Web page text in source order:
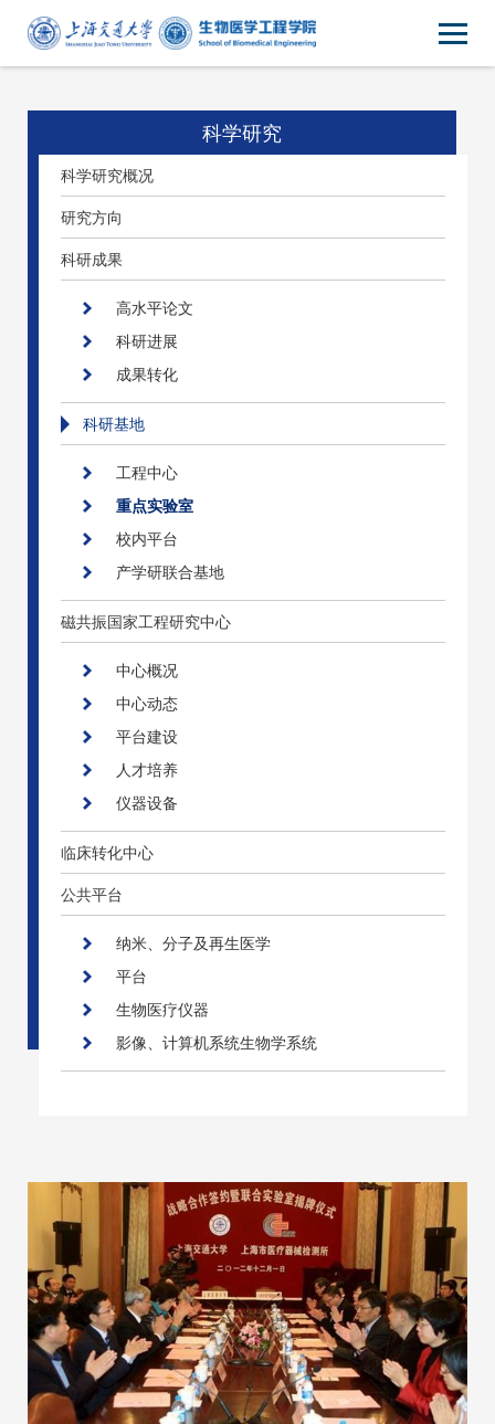
科学研究
科学研究概况
研究方向
科研成果
高水平论文
科研进展
成果转化
科研基地
工程中心
重点实验室
校内平台
产学研联合基地
磁共振国家工程研究中心
中心概况
中心动态
平台建设
人才培养
仪器设备
临床转化中心
公共平台
纳米、分子及再生医学
平台
生物医疗仪器
影像、计算机系统生物学系统